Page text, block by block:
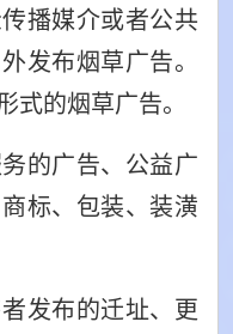
播媒介或者公共
发布烟草广告。
式的烟草广告。
的广告、公益广
标、包装、装潢
发布的迁址、更